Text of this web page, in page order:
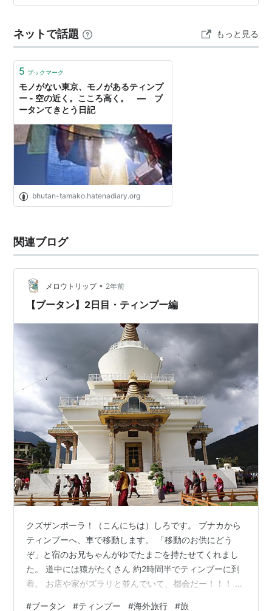
（笑）犬。狂犬病が怖いのでなるべく目を合わせずに通
いたら子猫を発見！写真を撮ろうとし…
ネットで話題 もっと見る
5 ブックマーク
モノがない東京、モノがあるティンプ
ー - 空の近く。こころ高く。 ― ブ
ータンてきとう日記
bhutan-tamako.hatenadiary.org
関連ブログ
メロウトリップ • 2年前
【ブータン】2日目・ティンプー編
クズザンポーラ！（こんにちは）しろです。 プナカから
ティンプーへ、車で移動します。 「移動のお供にどう
ぞ」と宿のお兄ちゃんがゆでたまごを持たせてくれまし
た。 道中には猿がたくさん 約2時間半でティンプーに到
着。 お店や家がズラリと並んでいて、都会だー！！！ ブ
#ブータン #ティンプー #海外旅行 #旅